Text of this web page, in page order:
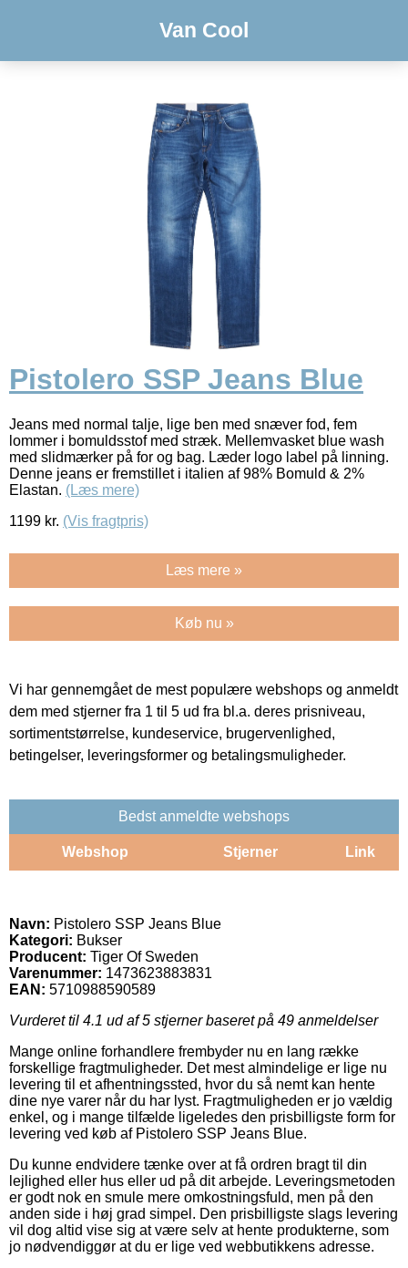
Van Cool
Pistolero SSP Jeans Blue
Jeans med normal talje, lige ben med snæver fod, fem
lommer i bomuldsstof med stræk. Mellemvasket blue wash
med slidmærker på for og bag. Læder logo label på linning.
Denne jeans er fremstillet i italien af 98% Bomuld & 2%
Elastan. (Læs mere)
1199 kr. (Vis fragtpris)
Læs mere »
Køb nu »
Vi har gennemgået de mest populære webshops og anmeldt
dem med stjerner fra 1 til 5 ud fra bl.a. deres prisniveau,
sortimentstørrelse, kundeservice, brugervenlighed,
betingelser, leveringsformer og betalingsmuligheder.
Bedst anmeldte webshops
Webshop Stjerner Link
Navn: Pistolero SSP Jeans Blue
Kategori: Bukser
Producent: Tiger Of Sweden
Varenummer: 1473623883831
EAN: 5710988590589
Vurderet til 4.1 ud af 5 stjerner baseret på 49 anmeldelser
Mange online forhandlere frembyder nu en lang række
forskellige fragtmuligheder. Det mest almindelige er lige nu
levering til et afhentningssted, hvor du så nemt kan hente
dine nye varer når du har lyst. Fragtmuligheden er jo vældig
enkel, og i mange tilfælde ligeledes den prisbilligste form for
levering ved køb af Pistolero SSP Jeans Blue.
Du kunne endvidere tænke over at få ordren bragt til din
lejlighed eller hus eller ud på dit arbejde. Leveringsmetoden
er godt nok en smule mere omkostningsfuld, men på den
anden side i høj grad simpel. Den prisbilligste slags levering
vil dog altid vise sig at være selv at hente produkterne, som
jo nødvendiggør at du er lige ved webbutikkens adresse.